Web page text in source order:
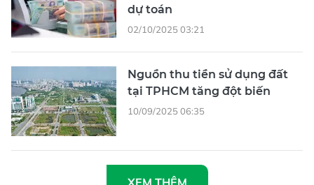
dự toán
02/10/2025 03:21
Nguồn thu tiền sử dụng đất
tại TPHCM tăng đột biến
10/09/2025 06:35
XEM THÊM